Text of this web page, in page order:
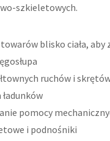
szkieletowych.
blisko ciała, aby
ruchów i
pomocy
i podnośniki